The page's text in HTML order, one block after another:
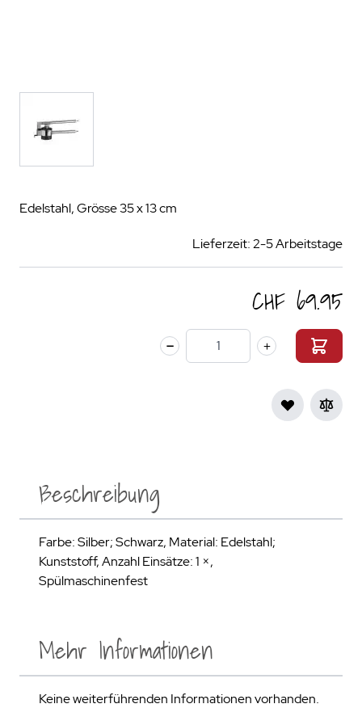
Edelstahl, Grösse 35 x 13 cm
Lieferzeit: 2-5 Arbeitstage
CHF 69.95
Menge
Beschreibung
Farbe: Silber; Schwarz, Material: Edelstahl;
Kunststoff, Anzahl Einsätze: 1 ×,
Spülmaschinenfest
Mehr Informationen
Keine weiterführenden Informationen vorhanden.